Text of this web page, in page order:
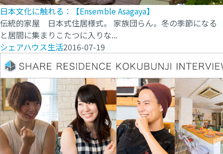
日本文化に触れる：【Ensemble Asagaya】
伝統的家屋 日本式住居様式。 家族団らん。冬の季節になる
と居間に集まりこたつに入りな...
シェアハウス生活2016-07-19